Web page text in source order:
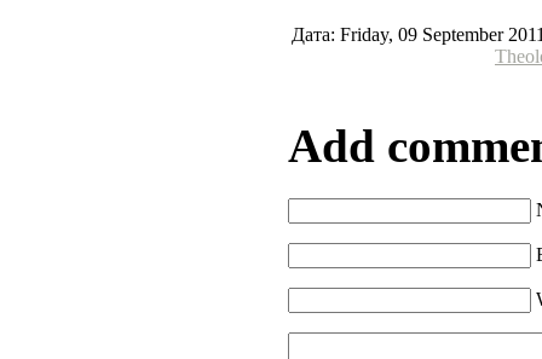
Дата: Friday, 09 September
Add